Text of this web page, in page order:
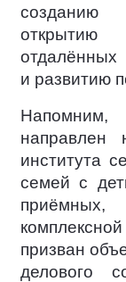
созданию
открытию
и развитию
направлен
института
семей с
призван
делового